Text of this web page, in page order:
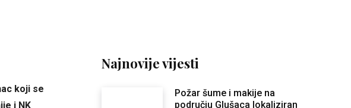
koji se
i NK
Najnovije vijesti
Požar šume i makije na
području Glušaca lokaliziran